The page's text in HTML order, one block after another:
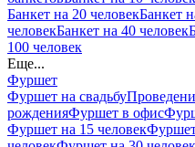
Банкет на 20 человекБанкет
человекБанкет на 40 человек
100 человек
Еще...
Фуршет
Фуршет на свадьбу
рожденияФуршет в офис
Фуршет на 15 человек